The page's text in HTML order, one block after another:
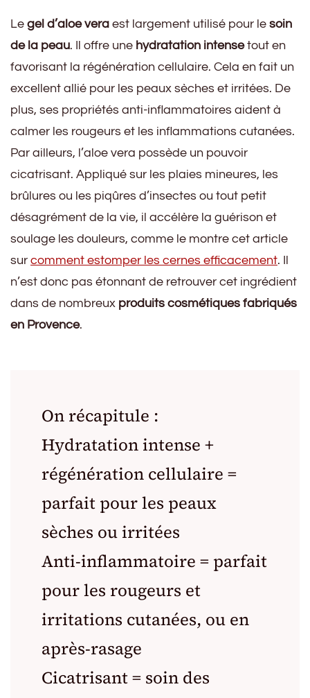
Le gel d’aloe vera est largement utilisé pour le soin
de la peau. Il offre une hydratation intensetout en
favorisant la régénération cellulaire. Cela en fait un
excellent allié pour les peaux sèches et irritées. De
plus, ses propriétés anti-inflammatoires aident à
calmer les rougeurs et les inflammations cutanées.
Par ailleurs, l’aloe vera possède un pouvoir
cicatrisant. Appliqué sur les plaies mineures, les
brûlures ou les piqûres d’insectes ou tout petit
désagrément de la vie, il accélère la guérison et
soulage les douleurs, comme le montre cet article
sur comment estomper les cernes efficacement. Il
n’est donc pas étonnant de retrouver cet ingrédient
dans de nombreux produits cosmétiques fabriqués
en Provence.
On récapitule :
Hydratation intense +
régénération cellulaire =
parfait pour les peaux
sèches ou irritées
Anti-inflammatoire = parfait
pour les rougeurs et
irritations cutanées, ou en
après-rasage
Cicatrisant = soin des